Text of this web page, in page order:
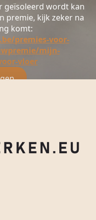
geïsoleerd wordt kan
premie, kijk zeker na
komt:
premies-voor-
mijn-
vloer